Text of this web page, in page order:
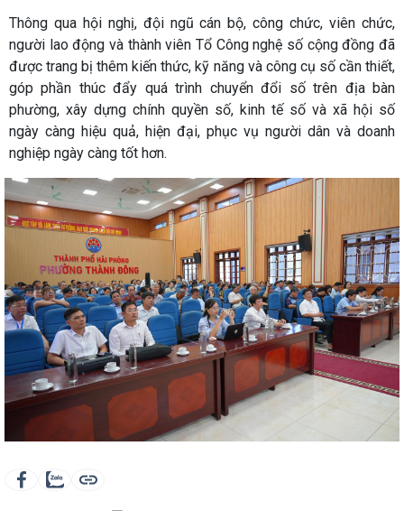
Thông qua hội nghị, đội ngũ cán bộ, công chức, viên chức,
người lao động và thành viên Tổ Công nghệ số cộng đồng đã
được trang bị thêm kiến thức, kỹ năng và công cụ số cần thiết,
góp phần thúc đẩy quá trình chuyển đổi số trên địa bàn
phường, xây dựng chính quyền số, kinh tế số và xã hội số
ngày càng hiệu quả, hiện đại, phục vụ người dân và doanh
nghiệp ngày càng tốt hơn.